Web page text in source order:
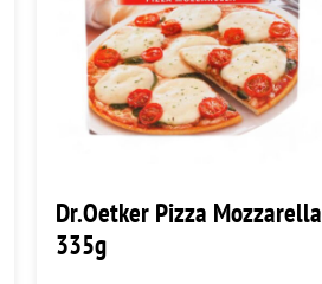
Dr.Oetker Pizza Mozzarella
335g